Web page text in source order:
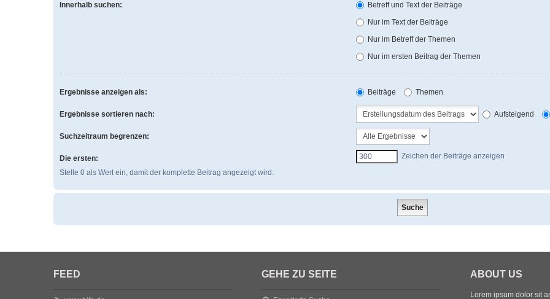
Innerhalb suchen:
Betreff und Text der Beiträge
Nur im Text der Beiträge
Nur im Betreff der Themen
Nur im ersten Beitrag der Themen
Ergebnisse anzeigen als: Beiträge Themen
Ergebnisse sortieren nach: Aufsteigend
Suchzeitraum begrenzen:
Die ersten:
Stelle 0 als Wert ein, damit der komplette Beitrag angezeigt wird.
Zeichen der Beiträge anzeigen
FEED GEHE ZU SEITE ABOUT US
Lorem ipsum dolor sit